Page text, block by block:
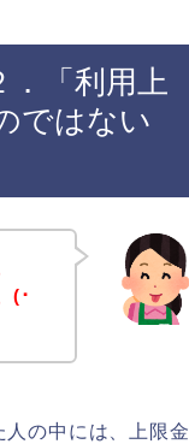
「利用上
ではない
(･
人の中には、上限金